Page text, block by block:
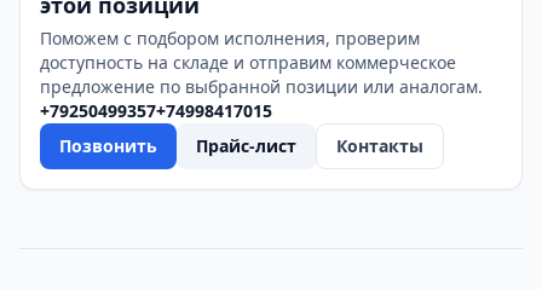
Поможем с подбором исполнения, проверим
доступность на складе и отправим коммерческое
предложение по выбранной позиции или аналогам.
+79250499357+74998417015
Позвонить
Прайс-лист Контакты